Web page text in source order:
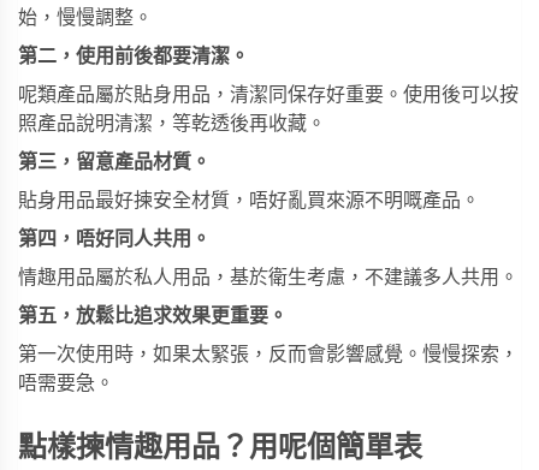
始，慢慢調整。
第二，使用前後都要清潔。
呢類產品屬於貼身用品，清潔同保存好重要。使用後可以按
照產品說明清潔，等乾透後再收藏。
第三，留意產品材質。
貼身用品最好揀安全材質，唔好亂買來源不明嘅產品。
第四，唔好同人共用。
情趣用品屬於私人用品，基於衛生考慮，不建議多人共用。
第五，放鬆比追求效果更重要。
第一次使用時，如果太緊張，反而會影響感覺。慢慢探索，
唔需要急。
點樣揀情趣用品？用呢個簡單表